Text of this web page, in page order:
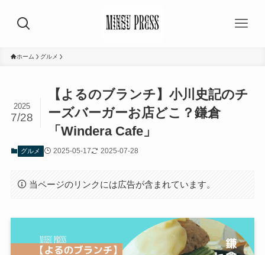
ホーム グルメ
【よるのブランチ】小川史記のチ
ーズバーガーお店どこ？鎌倉
「Windera Cafe」
2025
7/28
グルメ 2025-05-17 2025-07-28
当ページのリンクには広告が含まれています。